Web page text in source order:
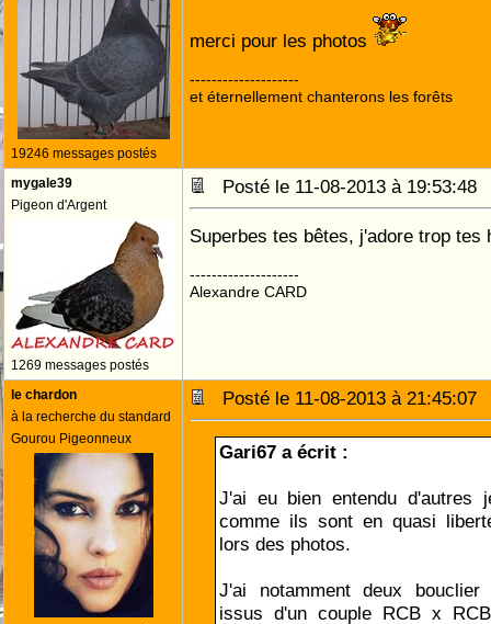
19246 messages postés
merci pour les photos
--------------------
et éternellement chanterons les forêts
mygale39
Pigeon d'Argent
1269 messages postés
Posté le 11-08-2013 à
Superbes tes bêtes, j'adore trop
--------------------
Alexandre CARD
le chardon
à la recherche du standard
Gourou Pigeonneux
Posté le 11-08-2013 à
Gari67 a écrit :
J'ai eu bien entendu d'autres
comme ils sont en quasi
lors des photos.
J'ai notamment deux
issus d'un couple RCB x